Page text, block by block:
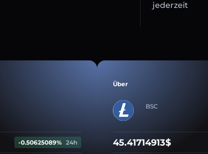
jederzeit
-0.50625089% 24h
Über
BSC
45.41714913$